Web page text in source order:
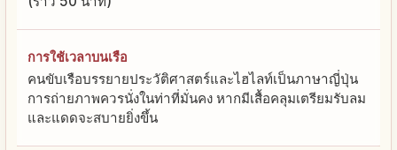
การใช้เวลาบนเรือ
คนขับเรือบรรยายประวัติศาสตร์และไฮไลท์เป็นภาษาญี่ปุ่น
การถ่ายภาพควรนั่งในท่าที่มั่นคง หากมีเสื้อคลุมเตรียมรับลม
และแดดจะสบายยิ่งขึ้น